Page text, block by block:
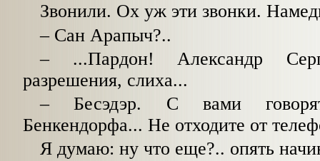
Звонили. Ох уж эти звонки.
–Сан Арапыч?..
–...Пардон! Александр
разрешения, слиха...
–Бесэдэр. С вами
Бенкендорфа... Не отходите от
Я думаю: ну что еще?.. опять